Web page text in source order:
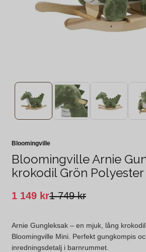
Bloomingville
Bloomingville Arnie
krokodil Grön
1 749 kr
1 149 kr
Arnie Gungleksak – en mjuk, lång
Bloomingville Mini. Perfekt gungkompis
inredningsdetalj i barnrummet.